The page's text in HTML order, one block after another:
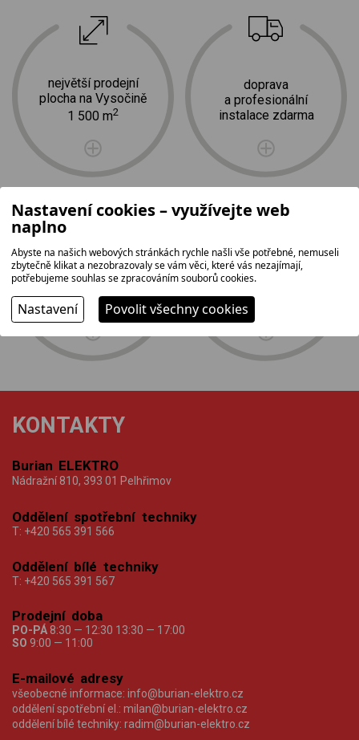
největší prodejní
plocha na Vysočině
1 500 m2
tradice,
doprava
a profesionální
instalace zdarma
nejširší
KONTAKTY
Burian ELEKTRO
Nádražní 810, 393 01 Pelhřimov
Oddělení spotřební techniky
T: +420 565 391 566
Oddělení bílé techniky
T: +420 565 391 567
Prodejní doba
PO-PÁ 8:30 — 12:30 13:30 — 17:00
SO 9:00 — 11:00
E-mailové adresy
všeobecné informace: info@burian-elektro.cz
oddělení spotřební el.: milan@burian-elektro.cz
oddělení bílé techniky: radim@burian-elektro.cz
Nastavení cookies – využívejte web
naplno
Abyste na našich webových stránkách rychle našli vše potřebné, nemuseli
zbytečně klikat a nezobrazovaly se vám věci, které vás nezajímají,
potřebujeme souhlas se zpracováním souborů cookies.
Nastavení Povolit všechny cookies